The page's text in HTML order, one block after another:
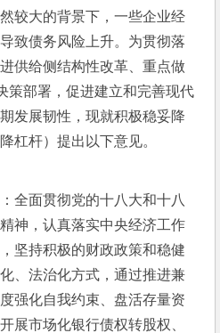
较大的背景下，一些企业经
致债务风险上升。为贯彻落
供给侧结构性改革、重点做
策部署，促进建立和完善现代
发展韧性，现就积极稳妥降
杠杆）提出以下意见。
全面贯彻党的十八大和十八
神，认真落实中央经济工作
坚持积极的财政政策和稳健
、法治化方式，通过推进兼
强化自我约束、盘活存量资
展市场化银行债权转股权、